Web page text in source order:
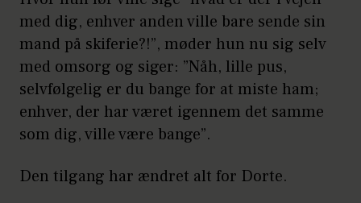
med dig, enhver anden ville bare sende sin
mand på skiferie?!”, møder hun nu sig selv
med omsorg og siger: ”Nåh, lille pus,
selvfølgelig er du bange for at miste ham;
enhver, der har været igennem det samme
som dig, ville være bange”.
Den tilgang har ændret alt for Dorte.